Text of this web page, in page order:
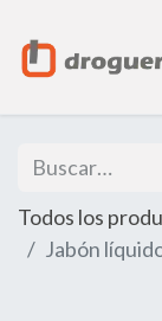
Todos los
Jabón